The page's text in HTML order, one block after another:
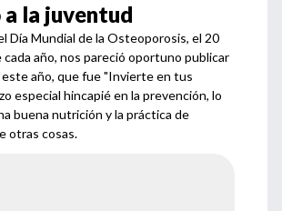
la juventud
Día Mundial de la Osteoporosis, el 20
año, nos pareció oportuno publicar
este año, que fue "Invierte en tus
especial hincapié en la prevención, lo
buena nutrición y la práctica de
otras cosas.